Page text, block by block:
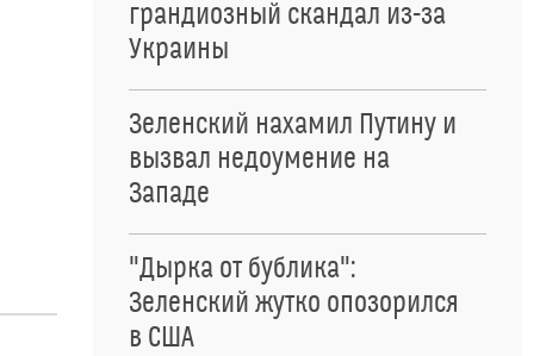
грандиозный скандал из-за
Украины
Зеленский нахамил Путину и
вызвал недоумение на
Западе
"Дырка от бублика":
Зеленский жутко опозорился
в США